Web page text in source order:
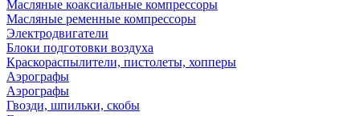
Масляные коаксиальные компрессоры
Масляные ременные компрессоры
Электродвигатели
Блоки подготовки воздуха
Краскораспылители, пистолеты, хопперы
Аэрографы
Аэрографы
Гвозди, шпильки, скобы